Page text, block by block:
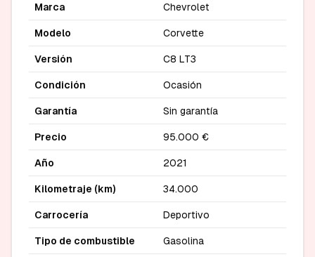
Marca Chevrolet
Modelo Corvette
Versión C8 LT3
Condición Ocasión
Garantía Sin garantía
Precio 95.000 €
Año 2021
Kilometraje (km) 34.000
Carrocería Deportivo
Tipo de combustible Gasolina